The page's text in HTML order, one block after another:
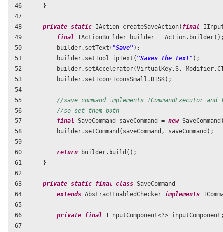
46      }
47
48 private static IAction createSaveAction( final
49 final IActionBuilder builder =
50          builder.setText( "Save" );
51          builder.setToolTipText( "Saves the text" );
52          builder.setAccelerator(VirtualKey.S,
53          builder.setIcon(IconsSmall.DISK);
54
55 //save command implements ICommandExecutor and
56 //so set them both
57 final SaveCommand saveCommand = new
58          builder.setCommand(saveCommand, saveCommand);
59
60 return builder.build();
61      }
62
63 private static final class SaveCommand
64 extends AbstractEnabledChecker implements
65
66 private final IInputComponent<?>
67